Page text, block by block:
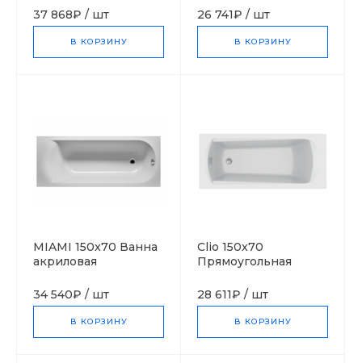
(Польша)
37 868₽ / шт
В КОРЗИНУ
(Польша)
26 741₽ / шт
В КОРЗИНУ
MIAMI 150x70 Ванна
акриловая
Чехия
34 540₽ / шт
В КОРЗИНУ
Clio 150x70
Прямоугольная
(Польша)
28 611₽ / шт
В КОРЗИНУ